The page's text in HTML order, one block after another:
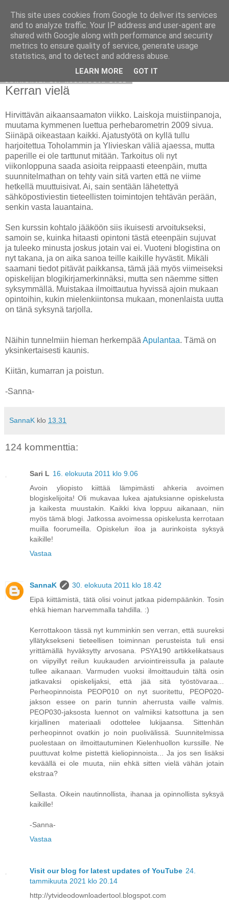
Avoin blogiskelija
Kerran vielä
Hirvittävän aikaansaamaton viikko. Laiskoja muistiinpanoja,
muutama kymmenen luettua perhebarometrin 2009 sivua.
Siinäpä oikeastaan kaikki. Ajatustyötä on kyllä tullu
harjoitettua Toholammin ja Ylivieskan väliä ajaessa, mutta
paperille ei ole tarttunut mitään. Tarkoitus oli nyt
viikonloppuna saada asioita reippaasti eteenpäin, mutta
suunnitelmathan on tehty vain sitä varten että ne viime
hetkellä muuttuisivat. Ai, sain sentään lähetettyä
sähköpostiviestin tieteellisten toimintojen tehtävän perään,
senkin vasta lauantaina.
Sen kurssin kohtalo jääköön siis ikuisesti arvoitukseksi,
samoin se, kuinka hitaasti opintoni tästä eteenpäin sujuvat
ja tuleeko minusta joskus jotain vai ei. Vuoteni blogistina on
nyt takana, ja on aika sanoa teille kaikille hyvästit. Mikäli
saamani tiedot pitävät paikkansa, tämä jää myös viimeiseksi
opiskelijan blogikirjamerkinnäksi, mutta sen näemme sitten
syksymmällä. Muistakaa ilmoittautua hyvissä ajoin mukaan
opintoihin, kukin mielenkiintonsa mukaan, monenlaista uutta
on tänä syksynä tarjolla.
Näihin tunnelmiin hieman herkempää Apulantaa. Tämä on
yksinkertaisesti kaunis.
Kiitän, kumarran ja poistun.
-Sanna-
SannaK klo 13.31
124 kommenttia:
Sari L 16. elokuuta 2011 klo 9.06
Avoin yliopisto kiittää lämpimästi ahkeria avoimen
blogiskelijoita! Oli mukavaa lukea ajatuksianne opiskelusta
ja kaikesta muustakin. Kaikki kiva loppuu aikanaan, niin
myös tämä blogi. Jatkossa avoimessa opiskelusta kerrotaan
muilla foorumeilla. Opiskelun iloa ja aurinkoista syksyä
kaikille!
Vastaa
SannaK
30. elokuuta 2011 klo 18.42
Eipä kiittämistä, tätä olisi voinut jatkaa pidempäänkin. Tosin
ehkä hieman harvemmalla tahdilla. :)
Kerrottakoon tässä nyt kumminkin sen verran, että suureksi
yllätyksekseni tieteellisen toiminnan perusteista tuli ensi
yrittämällä hyväksytty arvosana. PSYA190 artikkelikatsaus
on viipyillyt reilun kuukauden arviointireissulla ja palaute
tullee aikanaan. Varmuden vuoksi ilmoittauduin tältä osin
jatkavaksi opiskelijaksi, että jää sitä työstövaraa...
Perheopinnoista PEOP010 on nyt suoritettu, PEOP020-
jakson essee on parin tunnin aherrusta vaille valmis.
PEOP030-jaksosta luennot on valmiiksi katsottuna ja sen
kirjallinen materiaali odottelee lukijaansa. Sittenhän
perheopinnot ovatkin jo noin puolivälissä. Suunnitelmissa
puolestaan on ilmoittautuminen Kielenhuollon kurssille. Ne
puuttuvat kolme pistettä kieliopinnoista... Ja jos sen lisäksi
keväällä ei ole muuta, niin ehkä sitten vielä vähän jotain
ekstraa?
Sellasta. Oikein nautinnollista, ihanaa ja opinnollista syksyä
kaikille!
-Sanna-
Vastaa
Visit our blog for latest updates of YouTube 24.
tammikuuta 2021 klo 20.14
http://ytvideodownloadertool.blogspot.com
This site uses cookies from Google to deliver its services
and to analyze traffic. Your IP address and user-agent are
shared with Google along with performance and security
metrics to ensure quality of service, generate usage
statistics, and to detect and address abuse.
LEARN MORE GOT IT